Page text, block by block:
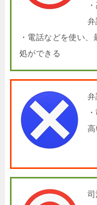
・電話などを使い
処ができる
弁
高
司